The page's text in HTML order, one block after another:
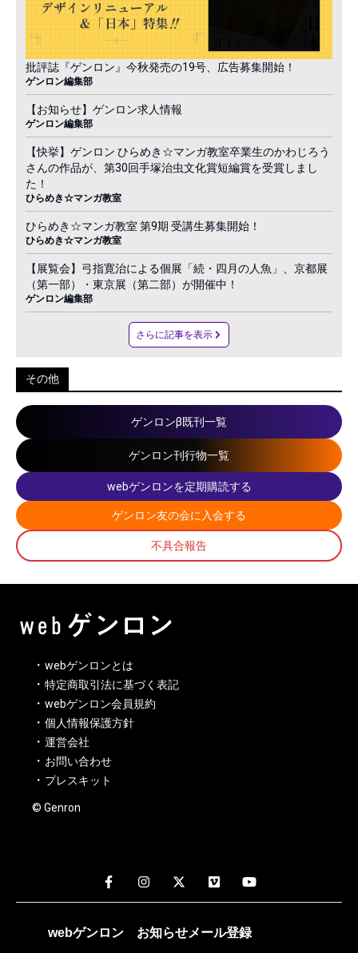
批評誌『ゲンロン』今秋発売の19号、広告募集開始！
ゲンロン編集部
【お知らせ】ゲンロン求人情報
ゲンロン編集部
【快挙】ゲンロン ひらめき☆マンガ教室卒業生のかわじろう
さんの作品が、第30回手塚治虫文化賞短編賞を受賞しまし
た！
ひらめき☆マンガ教室
ひらめき☆マンガ教室 第9期 受講生募集開始！
ひらめき☆マンガ教室
【展覧会】弓指寛治による個展「続・四月の人魚」、京都展
（第一部）・東京展（第二部）が開催中！
ゲンロン編集部
さらに記事を表示
その他
ゲンロンβ既刊一覧
ゲンロン刊行物一覧
webゲンロンを定期購読する
ゲンロン友の会に入会する
不具合報告
webゲンロンとは
特定商取引法に基づく表記
webゲンロン会員規約
個人情報保護方針
運営会社
お問い合わせ
プレスキット
© Genron
webゲンロン お知らせメール登録